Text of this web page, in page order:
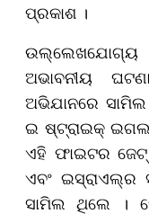
ପ୍ରକାଶ ।
ଉଲ୍ଲେଖଯୋଗ୍ୟ
ଅଭାବନୀୟ
ଅଭିଯାନରେ
ଇ ଷ୍ଟ୍ରାଇକ୍‌
ଏହି ଫାଇଟର
ଏବଂ ଇସ୍ରାଏଲ୍‌ର
ସାମିଲ ଥିଲେ ।